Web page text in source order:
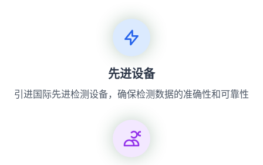
先进设备
引进国际先进检测设备，确保检测数据的准确性和可靠性